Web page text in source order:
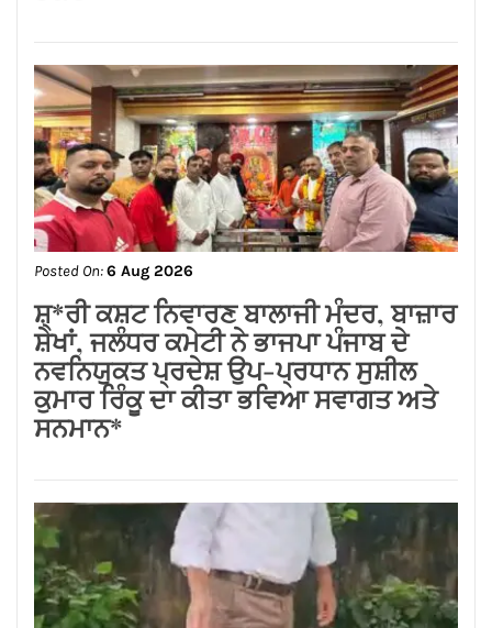
ਸ਼੍*ਰੀ ਕਸ਼ਟ ਨਿਵਾਰਣ ਬਾਲਾਜੀ ਮੰਦਰ, ਬਾਜ਼ਾਰ
ਸ਼ੇਖਾਂ, ਜਲੰਧਰ ਕਮੇਟੀ ਨੇ ਭਾਜਪਾ ਪੰਜਾਬ ਦੇ
ਨਵਨਿਯੁਕਤ ਪ੍ਰਦੇਸ਼ ਉਪ-ਪ੍ਰਧਾਨ ਸੁਸ਼ੀਲ
ਕੁਮਾਰ ਰਿੰਕੂ ਦਾ ਕੀਤਾ ਭਵਿਆ ਸਵਾਗਤ ਅਤੇ
ਸਨਮਾਨ*
ਲੱਧੇਵਾਲੀ ਪਾਰਕ ਦੀ ਬਦਹਾਲੀ—ਵਿਕਾਸ ਦੇ
ਦਾਵਿਆਂ ਦੀ ਅਸਲੀ ਤਸਵੀਰ!